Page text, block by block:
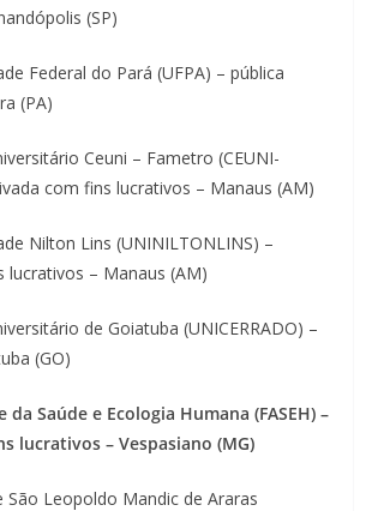
(SP)
do Pará (UFPA) – pública
(PA)
Ceuni – Fametro (CEUNI-
com fins lucrativos – Manaus (AM)
Nilton Lins (UNINILTONLINS) –
lucrativos – Manaus (AM)
de Goiatuba (UNICERRADO) –
(GO)
da Saúde e Ecologia Humana (FASEH) –
lucrativos – Vespasiano (MG)
Leopoldo Mandic de Araras